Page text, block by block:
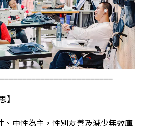
】
、中性為主，性別友善及減少無效庫